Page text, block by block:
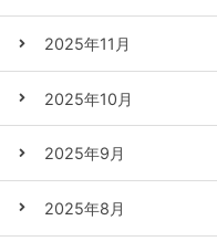
2025年11月
2025年10月
2025年9月
2025年8月